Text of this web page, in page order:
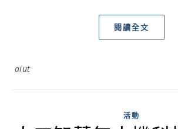
閱讀全文
aiut
活動